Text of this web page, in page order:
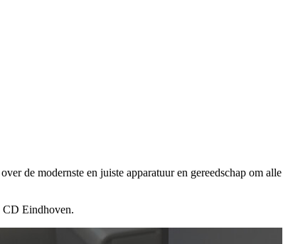
de modernste en juiste apparatuur en gereedschap om alle
CD Eindhoven.